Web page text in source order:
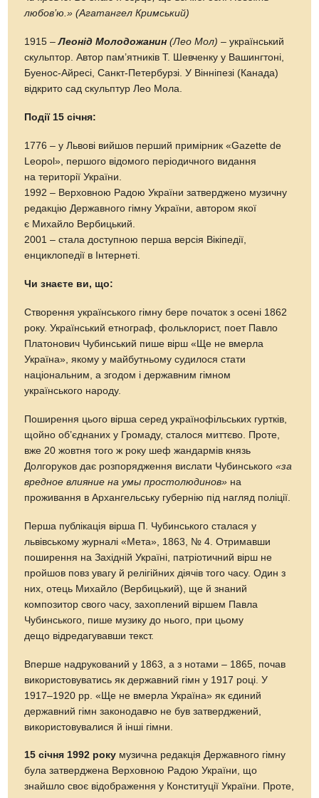
любов’ю.» (Агатангел Кримський)
1915 –Леонід Молодожанин (Лео Мол) – український
скульптор. Автор пам’ятників Т. Шевченку у Вашингтоні,
Буенос-Айресі, Санкт-Петербурзі. У Вінніпезі (Канада)
відкрито сад скульптур Лео Мола.
Події 15 січня:
1776 – у Львові вийшов перший примірник «Gazette de
Leopol», першого відомого періодичного видання
на території України.
1992 – Верховною Радою України затверджено музичну
редакцію Державного гімну України, автором якої
є Михайло Вербицький.
2001 – стала доступною перша версія Вікіпедії,
енциклопедії в Інтернеті.
Чи знаєте ви, що:
Створення українського гімну бере початок з осені 1862
року. Український етнограф, фольклорист, поет Павло
Платонович Чубинський пише вірш «Ще не вмерла
Україна», якому у майбутньому судилося стати
національним, а згодом і державним гімном
українського народу.
Поширення цього вірша серед українофільських гуртків,
щойно об’єднаних у Громаду, сталося миттєво. Проте,
вже 20 жовтня того ж року шеф жандармів князь
Долгоруков дає розпорядження вислати Чубинського«за
вредное влияние на умы простолюдинов» на
проживання в Архангельську губернію під нагляд поліції.
Перша публікація вірша П. Чубинського сталася у
львівському журналі «Мета», 1863, № 4. Отримавши
поширення на Західній Україні, патріотичний вірш не
пройшов повз увагу й релігійних діячів того часу. Один з
них, отець Михайло (Вербицький), ще й знаний
композитор свого часу, захоплений віршем Павла
Чубинського, пише музику до нього, при цьому
дещо відредагувавши текст.
Вперше надрукований у 1863, а з нотами – 1865, почав
використовуватись як державний гімн у 1917 році. У
1917–1920 рр. «Ще не вмерла Україна» як єдиний
державний гімн законодавчо не був затверджений,
використовувалися й інші гімни.
15 січня 1992 року музична редакція Державного гімну
була затверджена Верховною Радою України, що
знайшло своє відображення у Конституції України. Проте,